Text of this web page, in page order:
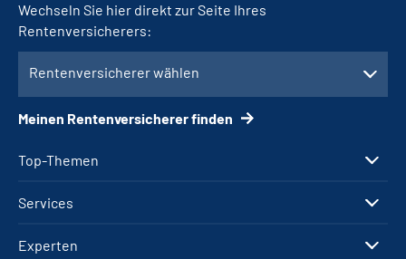
Top-Themen
Services
Experten
Wechseln Sie hier direkt zur Seite Ihres
Rentenversicherers:
Rentenversicherer wählen
Meinen Rentenversicherer finden